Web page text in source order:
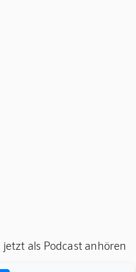
als Podcast anhören